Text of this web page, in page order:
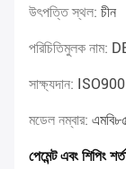
উৎপত্তি স্থল: চীন
পরিচিতিমুলক নাম:
সাক্ষ্যদান:
মডেল নম্বার:
পেমেন্ট এবং শিপিং